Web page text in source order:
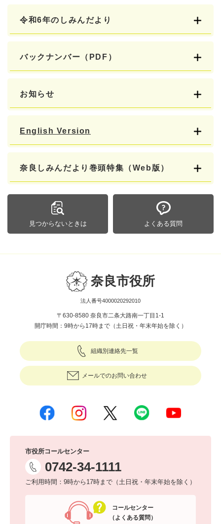
令和6年のしみんだより
バックナンバー（PDF）
お知らせ
English Version
奈良しみんだより巻頭特集（Web版）
見つからないときは よくある質問
奈良市役所
法人番号4000020292010
〒630-8580 奈良市二条大路南一丁目1-1
開庁時間：9時から17時まで（土日祝・年末年始を除く）
組織別連絡先一覧
メールでのお問い合わせ
市役所コールセンター
0742-34-1111
ご利用時間：9時から17時まで（土日祝・年末年始を除く）
コールセンター
（よくある質問）